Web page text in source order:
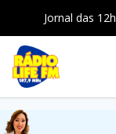
Jornal das 12h